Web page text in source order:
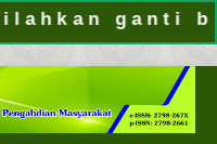
ganti